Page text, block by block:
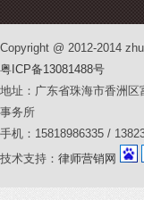
Copyright @ 2012-2014
粤ICP备13081488号
地址：广东省珠海市香洲
事务所
手机：15818986335 /
技术支持： 律师营销网